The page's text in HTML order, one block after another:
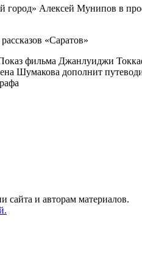
Алексей Мунипов в
«Саратов»
фильма Джанлуиджи
Шумакова дополнит
сайта и авторам материалов.